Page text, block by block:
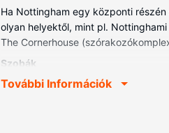
Ha Nottingham egy központi
olyan helyektől, mint pl.
The Cornerhouse
Szobák
A szálláshely valamennyi szobája
További Információk